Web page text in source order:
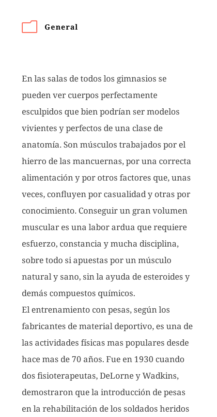
m General
En las salas de todos los gimnasios se
pueden ver cuerpos perfectamente
esculpidos que bien podrían ser modelos
vivientes y perfectos de una clase de
anatomía. Son músculos trabajados por el
hierro de las mancuernas, por una correcta
alimentación y por otros factores que, unas
veces, confluyen por casualidad y otras por
conocimiento. Conseguir un gran volumen
muscular es una labor ardua que requiere
esfuerzo, constancia y mucha disciplina,
sobre todo si apuestas por un músculo
natural y sano, sin la ayuda de esteroides y
demás compuestos químicos.
El entrenamiento con pesas, según los
fabricantes de material deportivo, es una de
las actividades físicas mas populares desde
hace mas de 70 años. Fue en 1930 cuando
dos fisioterapeutas, DeLorne y Wadkins,
demostraron que la introducción de pesas
en la rehabilitación de los soldados heridos